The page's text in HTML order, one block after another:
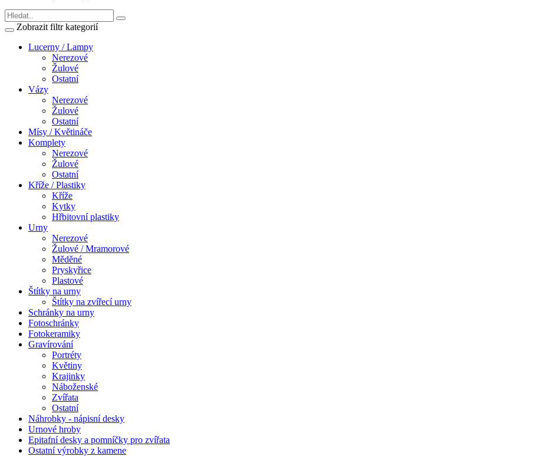
Zobrazit filtr kategorií
Lucerny / Lampy
Nerezové
Žulové
Ostatní
Vázy
Nerezové
Žulové
Ostatní
Mísy / Květináče
Komplety
Nerezové
Žulové
Ostatní
Kříže / Plastiky
Kříže
Kytky
Hřbitovní plastiky
Urny
Nerezové
Žulové / Mramorové
Měděné
Pryskyřice
Plastové
Štítky na urny
Štítky na zvířecí urny
Schránky na urny
Fotoschránky
Fotokeramiky
Gravírování
Portréty
Květiny
Krajinky
Náboženské
Zvířata
Ostatní
Náhrobky - nápisní desky
Urnové hroby
Epitafní desky a pomníčky pro zvířata
Ostatní výrobky z kamene